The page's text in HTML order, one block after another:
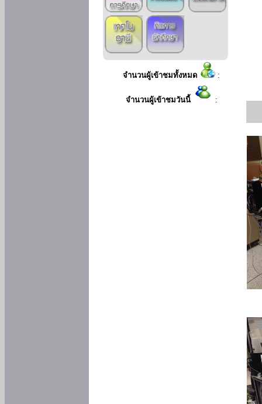
จำนวนผู้เข้าชมทั้งหมด :
จำนวนผู้เข้าชมวันนี้ :